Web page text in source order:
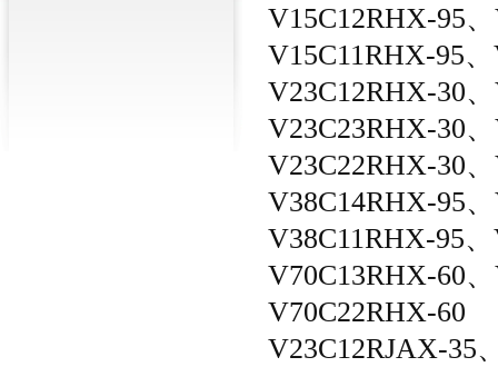
V15C12RHX-95
V15C11RHX-95
V23C12RHX-30
V23C23RHX-30
V23C22RHX-30、
V38C14RHX-95
V38C11RHX-95
V70C13RHX-60
V70C22RHX-60
V23C12RJAX-35